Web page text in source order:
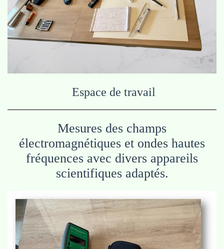
Espace de travail
Mesures des champs
électromagnétiques et ondes hautes
fréquences avec divers appareils
scientifiques adaptés.